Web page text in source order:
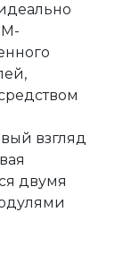
взгляд
двумя